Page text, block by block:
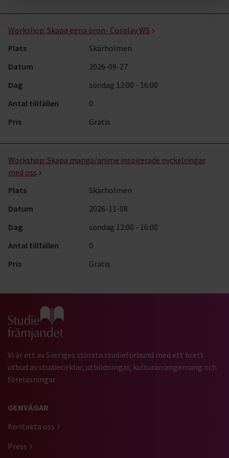
Workshop: Skapa egna öron- Cosplay WS
Plats
Skärholmen
Datum
2026-09-27
Dag
söndag 12:00 - 16:00
Antal tillfällen
0
Pris
Gratis
Workshop: Skapa manga/anime inspirerade nyckelringar
med oss
Plats
Skärholmen
Datum
2026-11-08
Dag
söndag 12:00 - 16:00
Antal tillfällen
0
Pris
Gratis
Gå till studiefrämjandets startsida
Vi är ett av Sveriges största studieförbund med ett brett
utbud av studiecirklar, utbildningar, kulturarrangemang och
föreläsningar.
GENVÄGAR
Kontakta oss
Press